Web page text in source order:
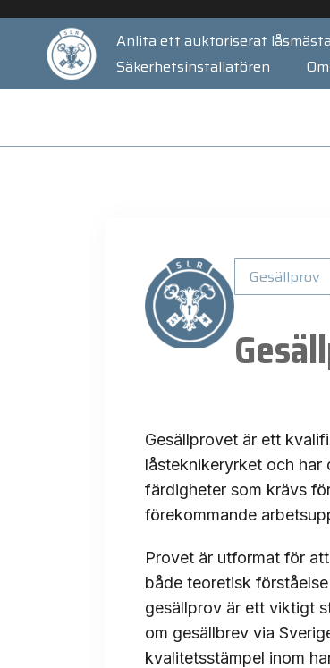
Anlita ett auktoriserat
Säkerhetsinstallatören
Gesällprov
Gesällprovet är ett
låsteknikeryrket och har
färdigheter som krävs
förekommande
Provet är utformat för
både teoretisk
gesällprov är ett viktigt
om gesällbrev via
kvalitetsstämpel inom